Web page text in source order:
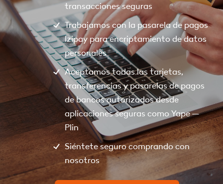
transacciones seguras
Trabajamos con la pasarela de pagos
Izipay para encriptamiento de datos
personales
Aceptamos todas las tarjetas,
transferencias y pasarelas de pagos
de bancos autorizados desde
aplicaciones seguras como Yape –
Plin
Siéntete seguro comprando con
nosotros